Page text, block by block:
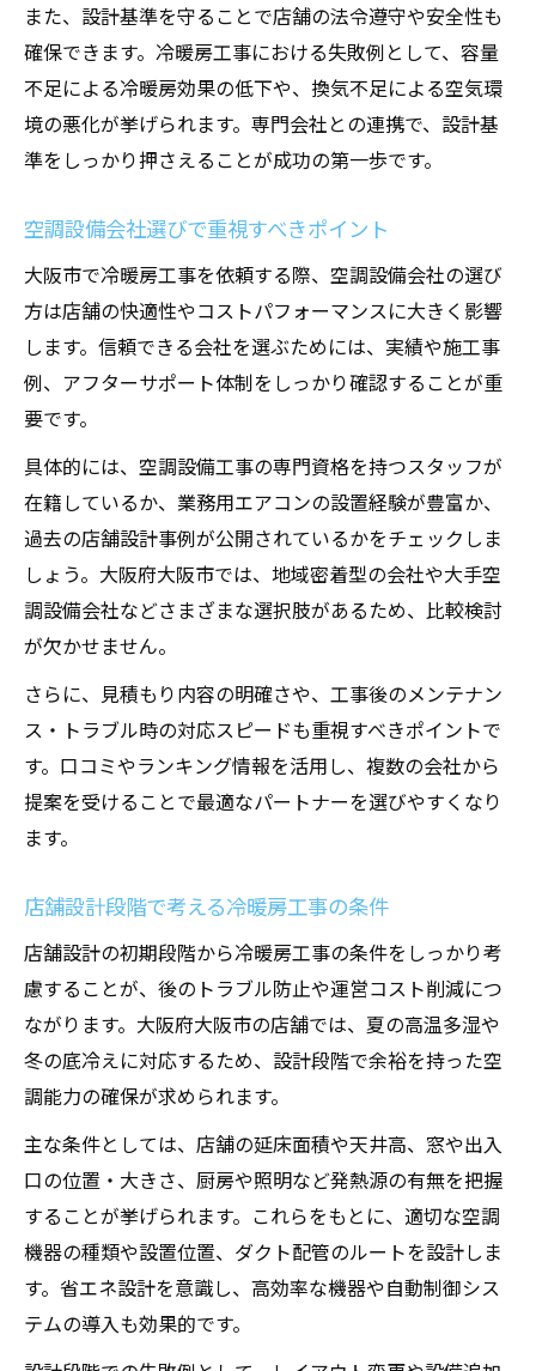
また、設計基準を守ることで店舗の法令遵守や安全性も
確保できます。冷暖房工事における失敗例として、容量
不足による冷暖房効果の低下や、換気不足による空気環
境の悪化が挙げられます。専門会社との連携で、設計基
準をしっかり押さえることが成功の第一歩です。
空調設備会社選びで重視すべきポイント
大阪市で冷暖房工事を依頼する際、空調設備会社の選び
方は店舗の快適性やコストパフォーマンスに大きく影響
します。信頼できる会社を選ぶためには、実績や施工事
例、アフターサポート体制をしっかり確認することが重
要です。
具体的には、空調設備工事の専門資格を持つスタッフが
在籍しているか、業務用エアコンの設置経験が豊富か、
過去の店舗設計事例が公開されているかをチェックしま
しょう。大阪府大阪市では、地域密着型の会社や大手空
調設備会社などさまざまな選択肢があるため、比較検討
が欠かせません。
さらに、見積もり内容の明確さや、工事後のメンテナン
ス・トラブル時の対応スピードも重視すべきポイントで
す。口コミやランキング情報を活用し、複数の会社から
提案を受けることで最適なパートナーを選びやすくなり
ます。
店舗設計段階で考える冷暖房工事の条件
店舗設計の初期段階から冷暖房工事の条件をしっかり考
慮することが、後のトラブル防止や運営コスト削減につ
ながります。大阪府大阪市の店舗では、夏の高温多湿や
冬の底冷えに対応するため、設計段階で余裕を持った空
調能力の確保が求められます。
主な条件としては、店舗の延床面積や天井高、窓や出入
口の位置・大きさ、厨房や照明など発熱源の有無を把握
することが挙げられます。これらをもとに、適切な空調
機器の種類や設置位置、ダクト配管のルートを設計しま
す。省エネ設計を意識し、高効率な機器や自動制御シス
テムの導入も効果的です。